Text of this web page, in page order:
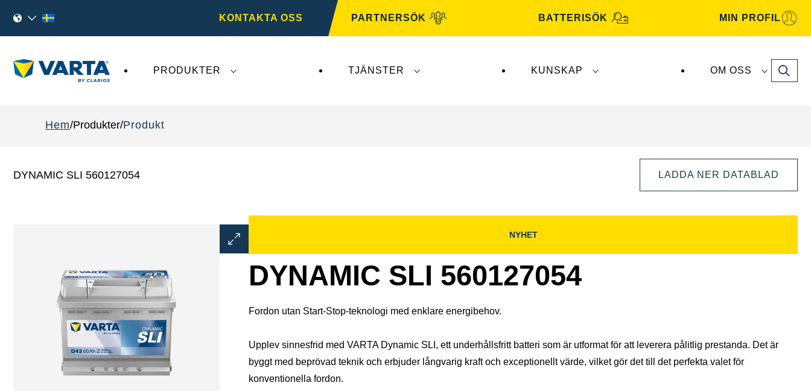
KONTAKTA OSS PARTNERSÖK BATTERISÖK MIN PROFIL
PRODUKTER TJÄNSTER KUNSKAP OM OSS Search
Hem Produkter Produkt
DYNAMIC SLI 560127054 LADDA NER DATABLAD
Öppna
bilddialog
NYHET
DYNAMIC SLI 560127054
Fordon utan Start-Stop-teknologi med enklare energibehov.
Upplev sinnesfrid med VARTA Dynamic SLI, ett underhållsfritt batteri som är utformat för att leverera pålitlig prestanda. Det är
byggt med beprövad teknik och erbjuder långvarig kraft och exceptionellt värde, vilket gör det till det perfekta valet för
konventionella fordon.